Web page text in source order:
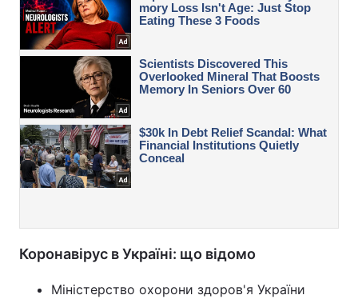
Коронавірус в Україні: що відомо
Міністерство охорони здоров'я України